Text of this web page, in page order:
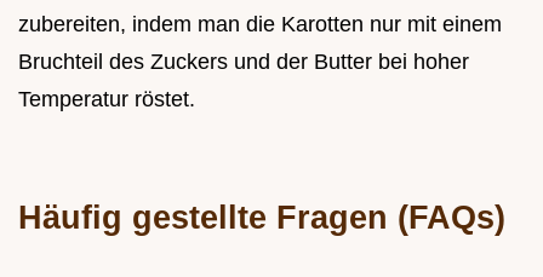
zubereiten, indem man die Karotten nur mit einem
Bruchteil des Zuckers und der Butter bei hoher
Temperatur röstet.
Häufig gestellte Fragen (FAQs)